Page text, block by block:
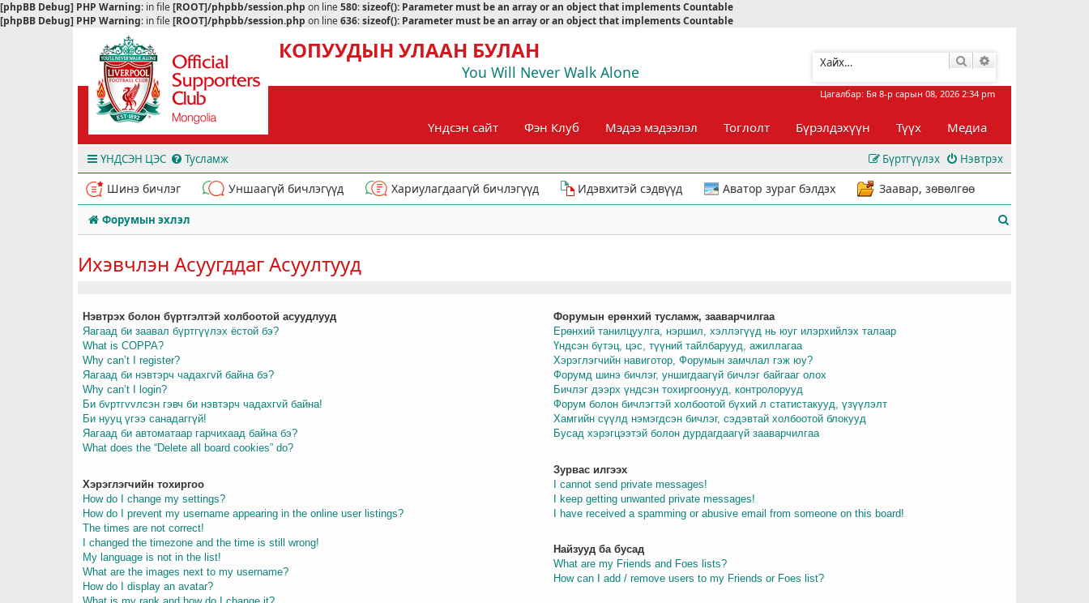
[phpBB Debug] PHP Warning: in file[ROOT]/phpbb/session.php on line580:sizeof(): Parameter must be an array or an object that implements Countable
[phpBB Debug] PHP Warning: in file[ROOT]/phpbb/session.php on line636:sizeof(): Parameter must be an array or an object that implements Countable
КОПУУДЫН УЛААН БУЛАН
You Will Never Walk Alone
Хайлт
Цагалбар: Бя 8-р сарын 08, 2026 2:34 pm
Үндсэн сайт Фэн Клуб Мэдээ мэдээлэл Тоглолт Бүрэлдэхүүн Түүх Медиа
ҮНДСЭН ЦЭС Тусламж Нэвтрэх
Бүртгүүлэх
Шинэ бичлэг Уншаагүй бичлэгүүд Хариулагдаагүй бичлэгүүд Идэвхитэй сэдвүүд Аватор зураг бэлдэх Заавар, зөвөлгөө
Форумын эхлэл
Ихэвчлэн Асуугддаг Асуултууд
Нэвтрэх болон бүртгэлтэй холбоотой асуудлууд
Яагаад би заавал бүртгүүлэх ёстой бэ?
What is COPPA?
Why can’t I register?
Яагаад би нэвтэрч чадахгvй байна бэ?
Why can’t I login?
Би бvртгvvлсэн гэвч би нэвтэрч чадахгvй байна!
Би нууц үгээ санадаггүй!
Яагаад би автоматаар гарчихаад байна бэ?
What does the “Delete all board cookies” do?
Хэрэглэгчийн тохиргоо
How do I change my settings?
How do I prevent my username appearing in the online user listings?
The times are not correct!
I changed the timezone and the time is still wrong!
My language is not in the list!
What are the images next to my username?
How do I display an avatar?
Форумын ерөнхий тусламж, зааварчилгаа
Ерөнхий танилцуулга, нэршил, хэллэгүүд нь юуг илэрхийлэх талаар
Үндсэн бүтэц, цэс, түүний тайлбарууд, ажиллагаа
Хэрэглэгчийн навиготор, Форумын замчлал гэж юу?
Форумд шинэ бичлэг, уншигдаагүй бичлэг байгааг олох
Бичлэг дээрх үндсэн тохиргоонууд, контролорууд
Форум болон бичлэгтэй холбоотой бүхий л статистакууд, үзүүлэлт
Хамгийн сүүлд нэмэгдсэн бичлэг, сэдэвтай холбоотой блокууд
Бусад хэрэгцээтэй болон дурдагдаагүй зааварчилгаа
Зурвас илгээх
I cannot send private messages!
I keep getting unwanted private messages!
I have received a spamming or abusive email from someone on this board!
Найзууд ба бусад
What are my Friends and Foes lists?
How can I add / remove users to my Friends or Foes list?